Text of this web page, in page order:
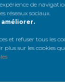
de
réseaux sociaux.
et refuser tous les
sur les cookies